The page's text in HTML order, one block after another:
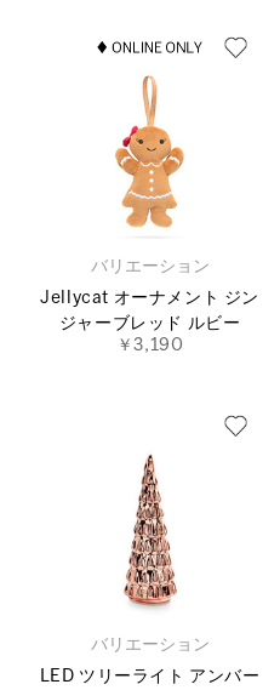
バリエーション
Jellycat オーナメント ジン
ジャーブレッド ルビー
￥3,190
バリエーション
LED ツリーライト アンバー